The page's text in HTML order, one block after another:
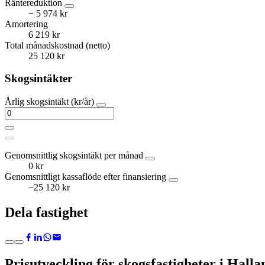
Räntereduktion
− 5 974 kr
Amortering
6 219 kr
Total månadskostnad (netto)
25 120 kr
Skogsintäkter
Årlig skogsintäkt (kr/år)
Genomsnittlig skogsintäkt per månad
0 kr
Genomsnittligt kassaflöde efter finansiering
−25 120 kr
Dela fastighet